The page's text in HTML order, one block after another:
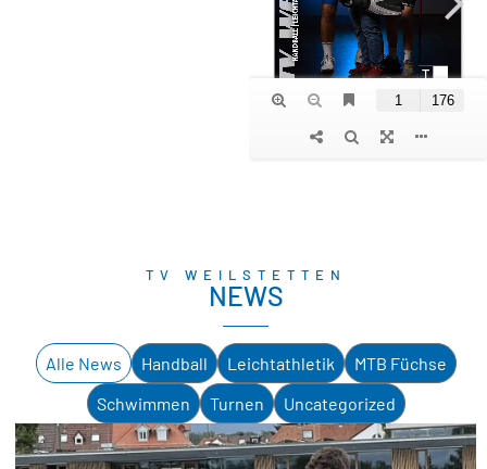
TV WEILSTETTEN
NEWS
Handball Leichtathletik
MTB Füchse
Schwimmen
Turnen Uncategorized
Alle News